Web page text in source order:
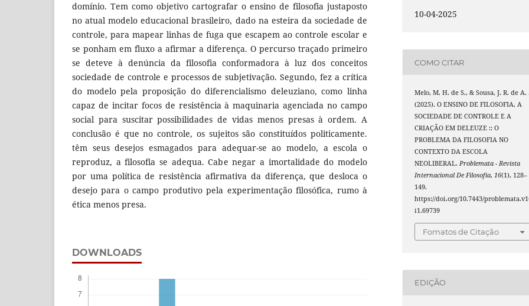
domínio. Tem como objetivo cartografar o ensino de filosofia justaposto
no atual modelo educacional brasileiro, dado na esteira da sociedade de
controle, para mapear linhas de fuga que escapem ao controle escolar e
se ponham em fluxo a afirmar a diferença. O percurso traçado primeiro
se deteve à denúncia da filosofia conformadora à luz dos conceitos
sociedade de controle e processos de subjetivação. Segundo, fez a crítica
do modelo pela proposição do diferencialismo deleuziano, como linha
capaz de incitar focos de resistência à maquinaria agenciada no campo
social para suscitar possibilidades de vidas menos presas à ordem. A
conclusão é que no controle, os sujeitos são constituídos politicamente.
têm seus desejos esmagados para adequar-se ao modelo, a escola o
reproduz, a filosofia se adequa. Cabe negar a imortalidade do modelo
por uma política de resistência afirmativa da diferença, que desloca o
desejo para o campo produtivo pela experimentação filosófica, rumo à
ética menos presa.
DOWNLOADS
10-04-2025
COMO CITAR
Melo, M. H. de S., & Sousa, J. R. de A.
(2025). O ENSINO DE FILOSOFIA, A
SOCIEDADE DE CONTROLE E A
CRIAÇÃO EM DELEUZE :: O
PROBLEMA DA FILOSOFIA NO
CONTEXTO DA ESCOLA
NEOLIBERAL.Problemata - Revista
Internacional De Filosofia,16(1), 128–
149.
https://doi.org/10.7443/
i1.69739
Fomatos de Citação
EDIÇÃO